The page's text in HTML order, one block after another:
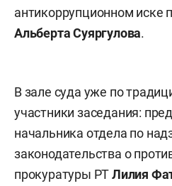
антикоррупционном иске
Альберта Суяргулова.
В зале суда уже по
участники заседания:
начальника отдела по
законодательства о
прокуратуры РТЛилия